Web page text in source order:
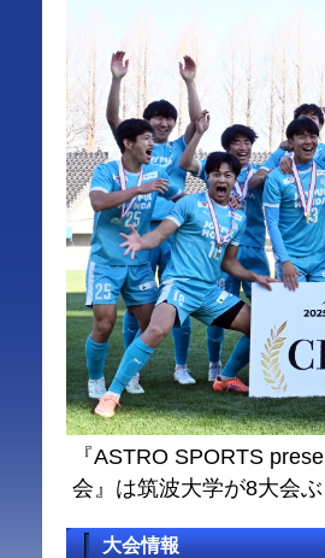
『ASTRO SPORTS
会』は筑波大学が8大会ぶ
大会情報